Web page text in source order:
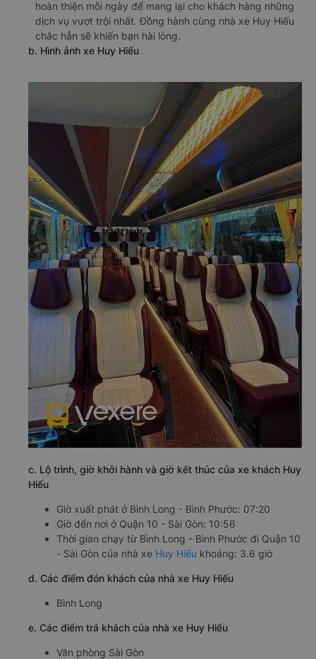
hoàn thiện mỗi ngày để mang lại cho khách hàng những
dịch vụ vượt trội nhất. Đồng hành cùng nhà xe Huy Hiếu
chắc hẳn sẽ khiến bạn hài lòng.
b. Hình ảnh xe Huy Hiếu
c. Lộ trình, giờ khởi hành và giờ kết thúc của xe khách Huy
Hiếu
Giờ xuất phát ở Bình Long - Bình Phước: 07:20
Giờ đến nơi ở Quận 10 - Sài Gòn: 10:56
Thời gian chạy từ Bình Long - Bình Phước đi Quận 10
- Sài Gòn của nhà xe Huy Hiếu khoảng: 3.6 giờ
d. Các điểm đón khách của nhà xe Huy Hiếu
Bình Long
e. Các điểm trả khách của nhà xe Huy Hiếu
Văn phòng Sài Gòn